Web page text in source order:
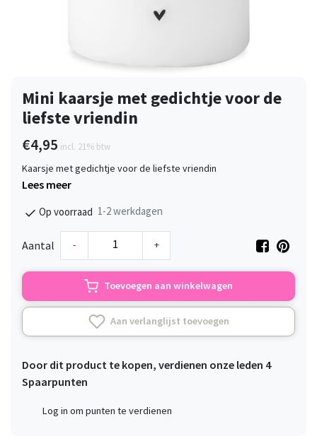
Mini kaarsje met gedichtje voor de
liefste vriendin
€4,95 incl. 21% btw
Kaarsje met gedichtje voor de liefste vriendin
Lees meer
Op voorraad 1-2 werkdagen
Aantal - +
Toevoegen aan winkelwagen
Aan verlanglijst toevoegen
Door dit product te kopen, verdienen onze leden 4
Spaarpunten
Log in om punten te verdienen